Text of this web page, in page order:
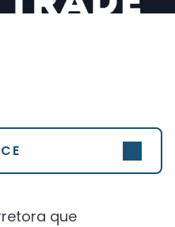
que